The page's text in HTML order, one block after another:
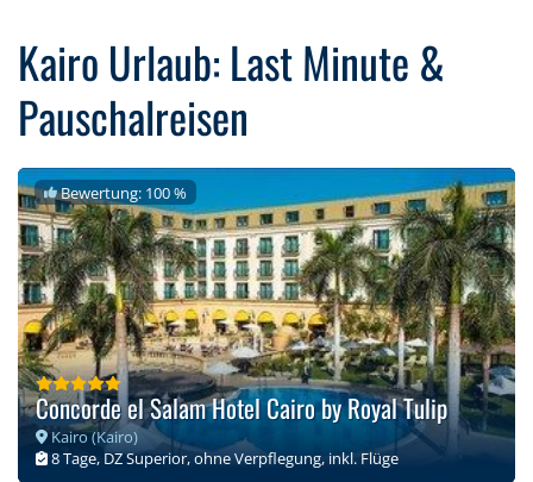
Kairo Urlaub: Last Minute &
Pauschalreisen
Bewertung: 100 %
Concorde el Salam Hotel Cairo by Royal Tulip
Kairo (Kairo)
8 Tage, DZ Superior, ohne Verpflegung, inkl. Flüge